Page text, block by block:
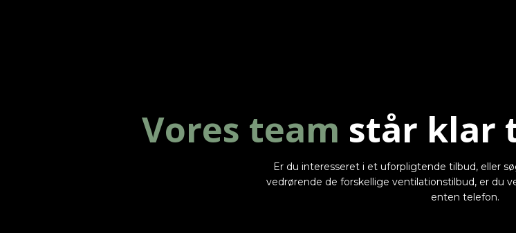
Vores team står klar
​​​Er du interesseret i et uforpligtende tilbud, eller
vedrørende de forskellige ventilationstilbud, er du
enten telefon.